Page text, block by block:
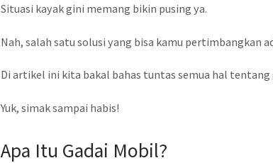
Situasi kayak gini memang bikin pusing ya.
Nah, salah satu solusi yang bisa kamu pertimbangkan
Di artikel ini kita bakal bahas tuntas semua hal tentang
Yuk, simak sampai habis!
Apa Itu Gadai Mobil?